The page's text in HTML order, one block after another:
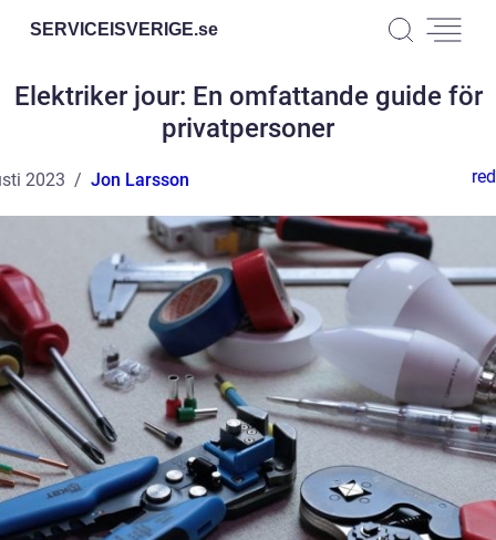
SERVICEISVERIGE.se
Elektriker jour: En omfattande guide för
privatpersoner
2023 Jon Larsson